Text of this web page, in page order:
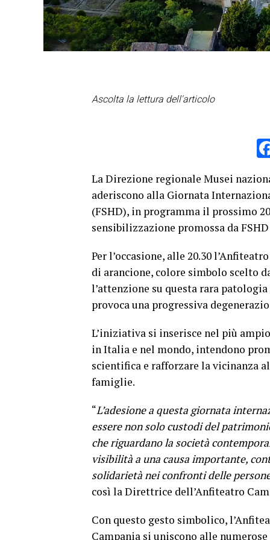
Ascolta la lettura dell'articolo
La Direzione regionale Musei
aderiscono alla Giornata
(FSHD), in programma il prossimo
sensibilizzazione promossa da
Per l’occasione, alle 20.30
di arancione, colore simbolo scelto
l’attenzione su questa rara
provoca una progressiva
L’iniziativa si inserisce nel più
in Italia e nel mondo, intendono
scientifica e rafforzare la vicinanza
famiglie.
“L’adesione a questa giornata
essere non solo custodi del
che riguardano la società
visibilità a una causa importante,
solidarietà nei confronti delle
così la Direttrice dell’Anfiteatro
Con questo gesto simbolico,
Campania si uniscono alle